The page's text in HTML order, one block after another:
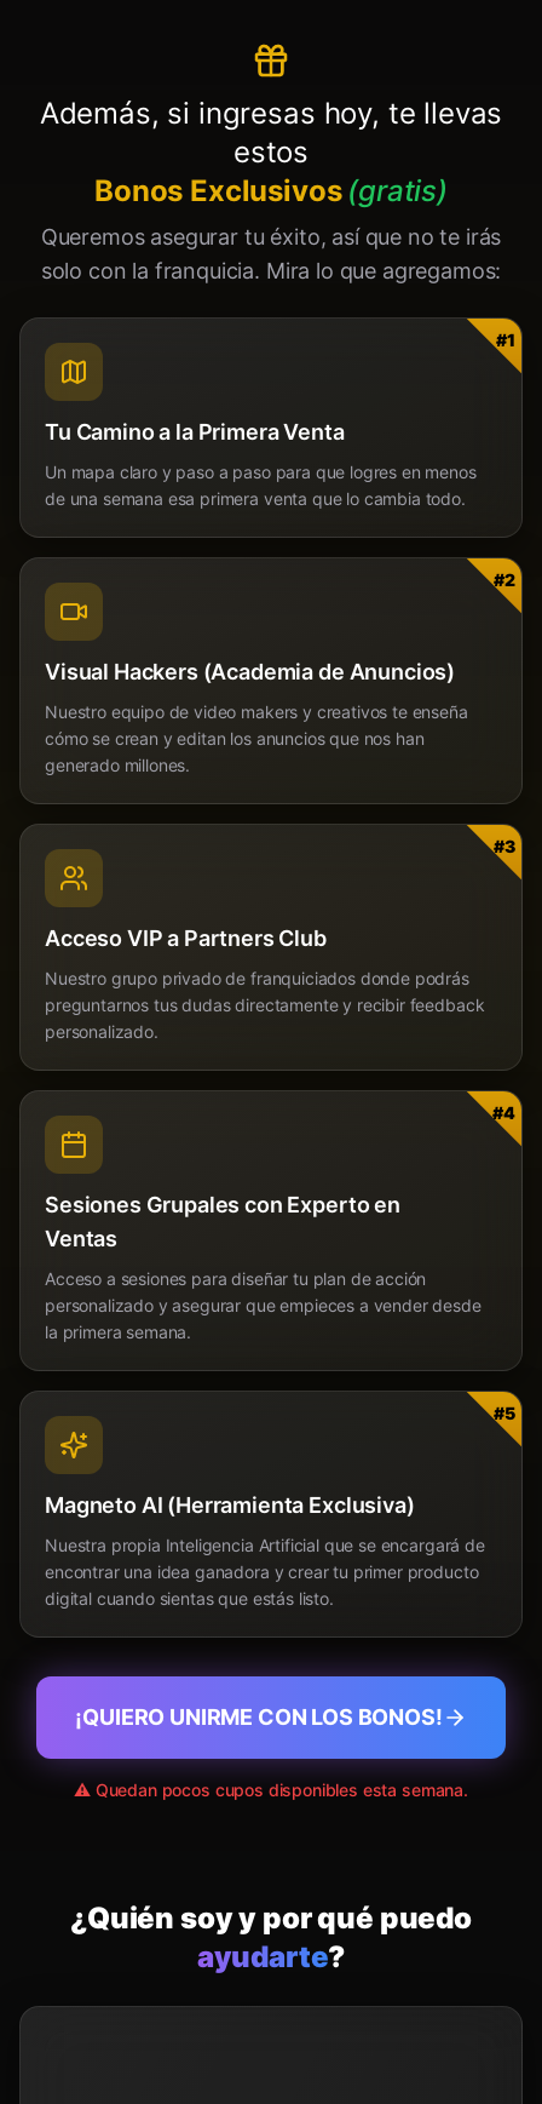
Además, si ingresas hoy, te llevas
estos
Bonos Exclusivos (gratis)
Queremos asegurar tu éxito, así que no te irás
solo con la franquicia. Mira lo que agregamos:
#1
Tu Camino a la Primera Venta
Un mapa claro y paso a paso para que logres en menos
de una semana esa primera venta que lo cambia todo.
#2
Visual Hackers (Academia de Anuncios)
Nuestro equipo de video makers y creativos te enseña
cómo se crean y editan los anuncios que nos han
generado millones.
#3
Acceso VIP a Partners Club
Nuestro grupo privado de franquiciados donde podrás
preguntarnos tus dudas directamente y recibir feedback
personalizado.
#4
Sesiones Grupales con Experto en
Ventas
Acceso a sesiones para diseñar tu plan de acción
personalizado y asegurar que empieces a vender desde
la primera semana.
#5
Magneto AI (Herramienta Exclusiva)
Nuestra propia Inteligencia Artificial que se encargará de
encontrar una idea ganadora y crear tu primer producto
digital cuando sientas que estás listo.
¡QUIERO UNIRME CON LOS BONOS!
⚠️ Quedan pocos cupos disponibles esta semana.
¿Quién soy y por qué puedo
ayudarte?